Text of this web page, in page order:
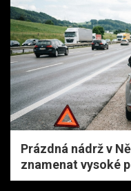
Prázdná nádrž v
znamenat vysoké